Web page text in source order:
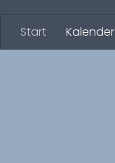
Start Kalender